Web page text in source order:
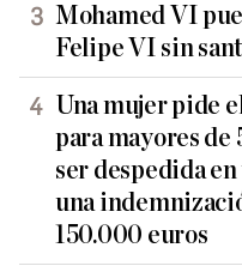
Mohamed VI
Felipe VI sin
Una mujer pide
para mayores de
ser despedida
una
150.000 euros